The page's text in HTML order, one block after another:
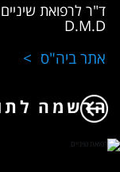
ד"ר לרפואת שיניים
D.M.D
אתר ביה"ס
הרשמה